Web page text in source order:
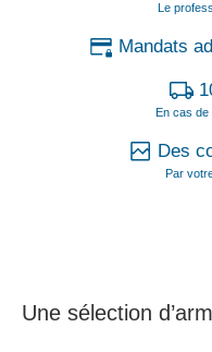
Le
Mandats
En cas
Des
Par
Une sélection